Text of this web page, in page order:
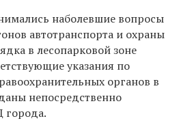
наболевшие вопросы
автотранспорта и охраны
в лесопарковой зоне
указания по
органов в
непосредственно
города.